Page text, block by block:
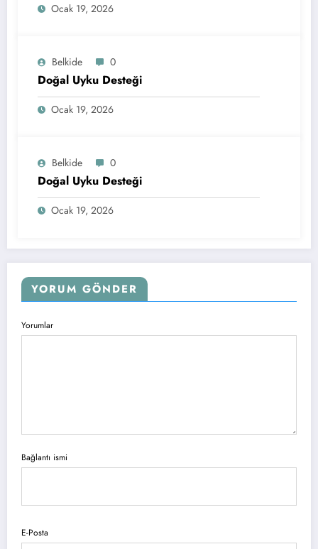
Ocak 19, 2026
Belkide 0
Doğal Uyku Desteği
Ocak 19, 2026
Belkide 0
Doğal Uyku Desteği
Ocak 19, 2026
YORUM GÖNDER
Yorumlar
Bağlantı ismi
E-Posta